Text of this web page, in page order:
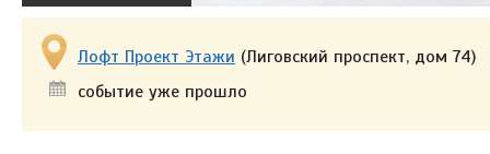
Лофт Проект Этажи (Лиговский проспект, дом 74)
событие уже прошло